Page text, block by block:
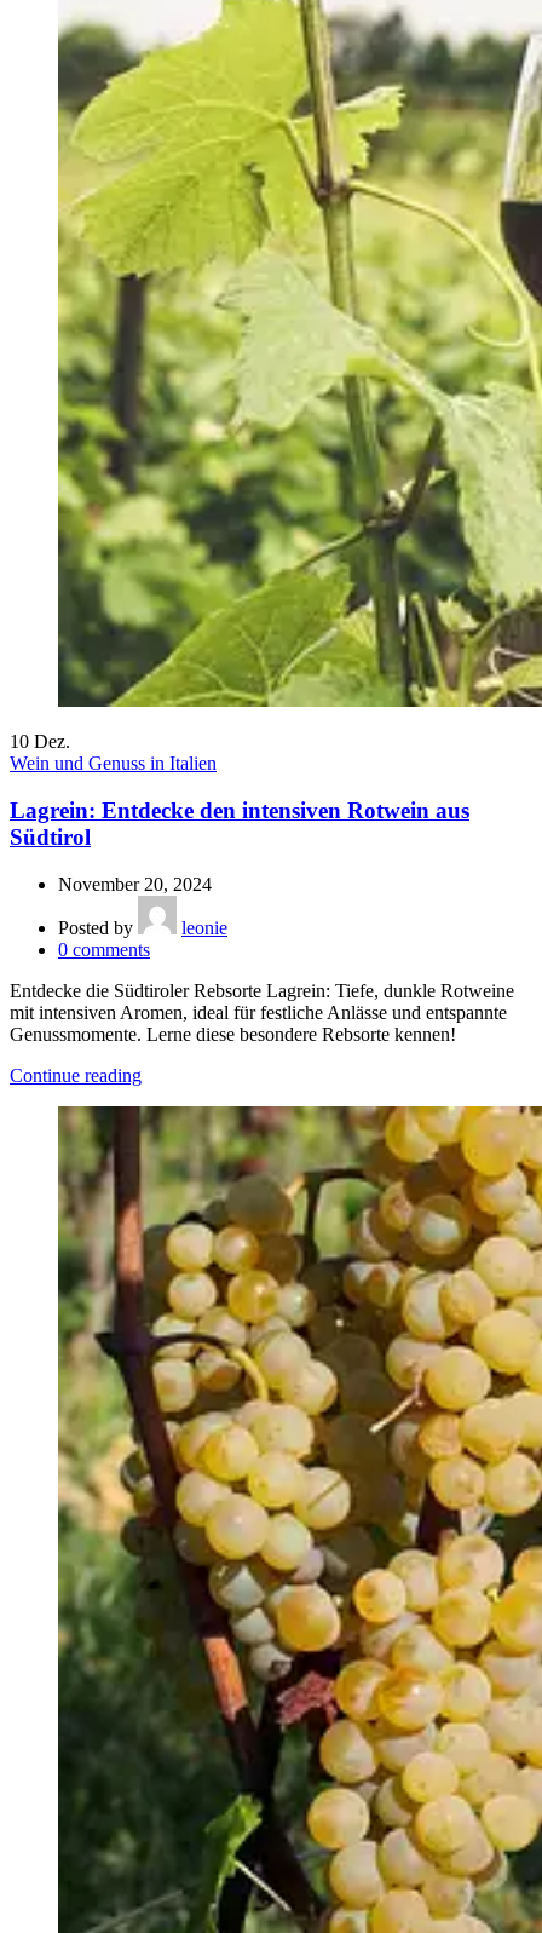
10 Dez.
Wein und Genuss in Italien
Lagrein: Entdecke den intensiven Rotwein aus
Südtirol
November 20, 2024
Posted by
leonie
0 comments
Entdecke die Südtiroler Rebsorte Lagrein: Tiefe, dunkle Rotweine
mit intensiven Aromen, ideal für festliche Anlässe und entspannte
Genussmomente. Lerne diese besondere Rebsorte kennen!
Continue reading